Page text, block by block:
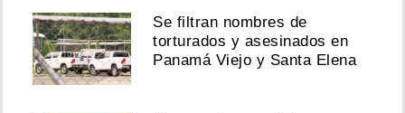
Se filtran nombres de
torturados y asesinados en
Panamá Viejo y Santa Elena